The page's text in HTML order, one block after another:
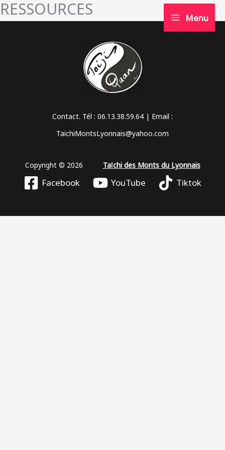
Aller
au
Menu
RESSOURCES
Contact. Tél : 06.13.38.59.64 | Email :
TaichiMontsLyonnais@yahoo.com
Copyright © 2026 Taïchi des Monts du Lyonnais
Facebook YouTube Tiktok